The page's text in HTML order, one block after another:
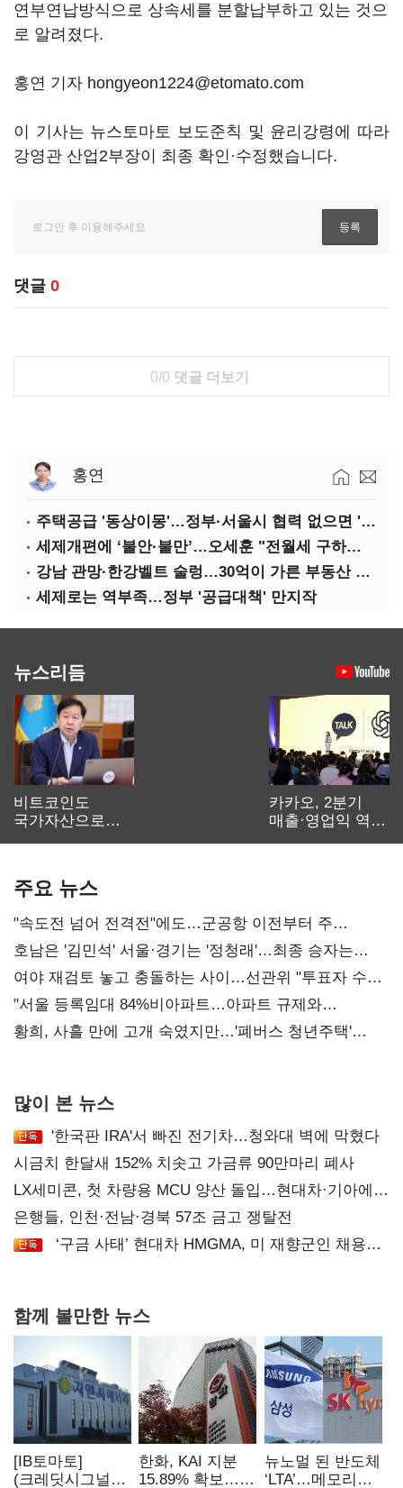
연부연납방식으로 상속세를 분할납부하고 있는 것으
로 알려졌다.
홍연 기자 hongyeon1224@etomato.com
이 기사는 뉴스토마토 보도준칙 및 윤리강령에 따라
강영관 산업2부장이 최종 확인·수정했습니다.
댓글 0
0/0 댓글 더보기
홍연
주택공급 '동상이몽'…정부·서울시 협력 없으면 '공수표'
세제개편에 ‘불안·불만’…오세훈 "전월세 구하기 더 힘들어질 것"
강남 관망·한강벨트 술렁…30억이 가른 부동산 민심
세제로는 역부족…정부 '공급대책' 만지작
뉴스리듬
비트코인도
국가자산으로…'
카카오, 2분기
매출·영업익 역대
주요 뉴스
"속도전 넘어 전격전"에도…군공항 이전부터 주
52시간까지 '뇌관'
호남은 '김민석' 서울·경기는 '정청래'…최종 승자는
'안갯속'
여야 재검토 놓고 충돌하는 사이…선관위 "투표자 수
오차 당연"
"서울 등록임대 84%비아파트…아파트 규제와
달리해야"
황희, 사흘 만에 고개 숙였지만…'폐버스 청년주택'
많이 본 뉴스
'한국판 IRA'서 빠진 전기차…청와대 벽에 막혔다
시금치 한달새 152% 치솟고 가금류 90만마리 폐사
LX세미콘, 첫 차량용 MCU 양산 돌입…현대차·기아에
공급
은행들, 인천·전남·경북 57조 금고 쟁탈전
‘구금 사태’ 현대차 HMGMA, 미 재향군인 채용
함께 볼만한 뉴스
[IB토마토]
(크레딧시그널)
한화, KAI 지분
15.89% 확보…
뉴노멀 된 반도체
‘LTA’…메모리